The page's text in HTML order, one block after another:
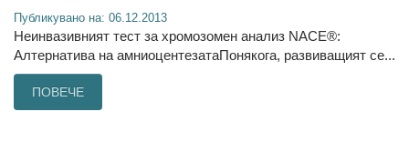
Публикувано на: 06.12.2013
Неинвазивният тест за хромозомен анализ NACE®:
Алтернатива на амниоцентезатаПонякога, развиващият се...
ПОВЕЧЕ